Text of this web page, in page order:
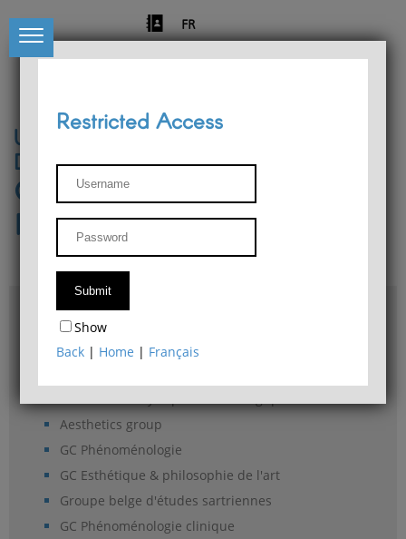
FR
University of Liège
Départment of Philosophy
Center for Phenomenological
Research
Access & maps
Philosophy Department Library
Aesthetics group
GC Phénoménologie
GC Esthétique & philosophie de l'art
Groupe belge d'études sartriennes
GC Phénoménologie clinique
Restricted Access
Show
Back | Home | Français